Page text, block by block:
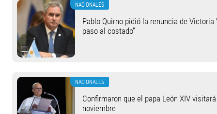
NACIONALES
Pablo Quirno pidió la renuncia de Victoria
paso al costado”
NACIONALES
Confirmaron que el papa León XIV
noviembre